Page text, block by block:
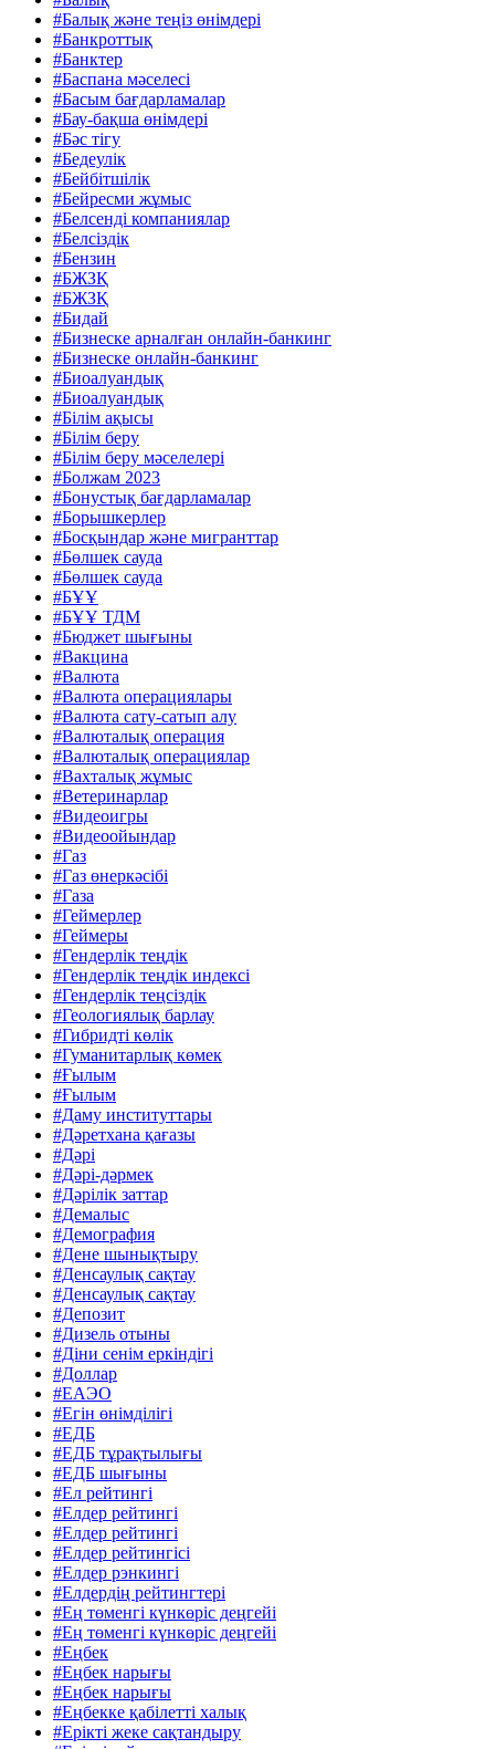
#Балық және теңіз өнімдері
#Банкроттық
#Банктер
#Баспана мәселесі
#Басым бағдарламалар
#Бау-бақша өнімдері
#Бәс тігу
#Бедеулік
#Бейбітшілік
#Бейресми жұмыс
#Белсенді компаниялар
#Белсіздік
#Бензин
#БЖЗҚ
#БЖЗҚ
#Бидай
#Бизнеске арналған онлайн-банкинг
#Бизнеске онлайн-банкинг
#Биоалуандық
#Биоалуандық
#Білім ақысы
#Білім беру
#Білім беру мәселелері
#Болжам 2023
#Бонустық бағдарламалар
#Борышкерлер
#Босқындар және мигранттар
#Бөлшек сауда
#Бөлшек сауда
#БҰҰ
#БҰҰ ТДМ
#Бюджет шығыны
#Вакцина
#Валюта
#Валюта операциялары
#Валюта сату-сатып алу
#Валюталық операция
#Валюталық операциялар
#Вахталық жұмыс
#Ветеринарлар
#Видеоигры
#Видеоойындар
#Газ
#Газ өнеркәсібі
#Газа
#Геймерлер
#Геймеры
#Гендерлік теңдік
#Гендерлік теңдік индексі
#Гендерлік теңсіздік
#Геологиялық барлау
#Гибридті көлік
#Гуманитарлық көмек
#Ғылым
#Ғылым
#Даму институттары
#Дәретхана қағазы
#Дәрі
#Дәрі-дәрмек
#Дәрілік заттар
#Демалыс
#Демография
#Дене шынықтыру
#Денсаулық сақтау
#Денсаулық сақтау
#Депозит
#Дизель отыны
#Діни сенім еркіндігі
#Доллар
#ЕАЭО
#Егін өнімділігі
#ЕДБ
#ЕДБ тұрақтылығы
#ЕДБ шығыны
#Ел рейтингі
#Елдер рейтингі
#Елдер рейтингі
#Елдер рейтингісі
#Елдер рэнкингі
#Елдердің рейтингтері
#Ең төменгі күнкөріс деңгейі
#Ең төменгі күнкөріс деңгейі
#Еңбек
#Еңбек нарығы
#Еңбек нарығы
#Еңбекке қабілетті халық
#Ерікті жеке сақтандыру